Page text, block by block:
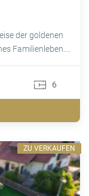
der goldenen
Familienleben....
6
ZU VERKAUFEN